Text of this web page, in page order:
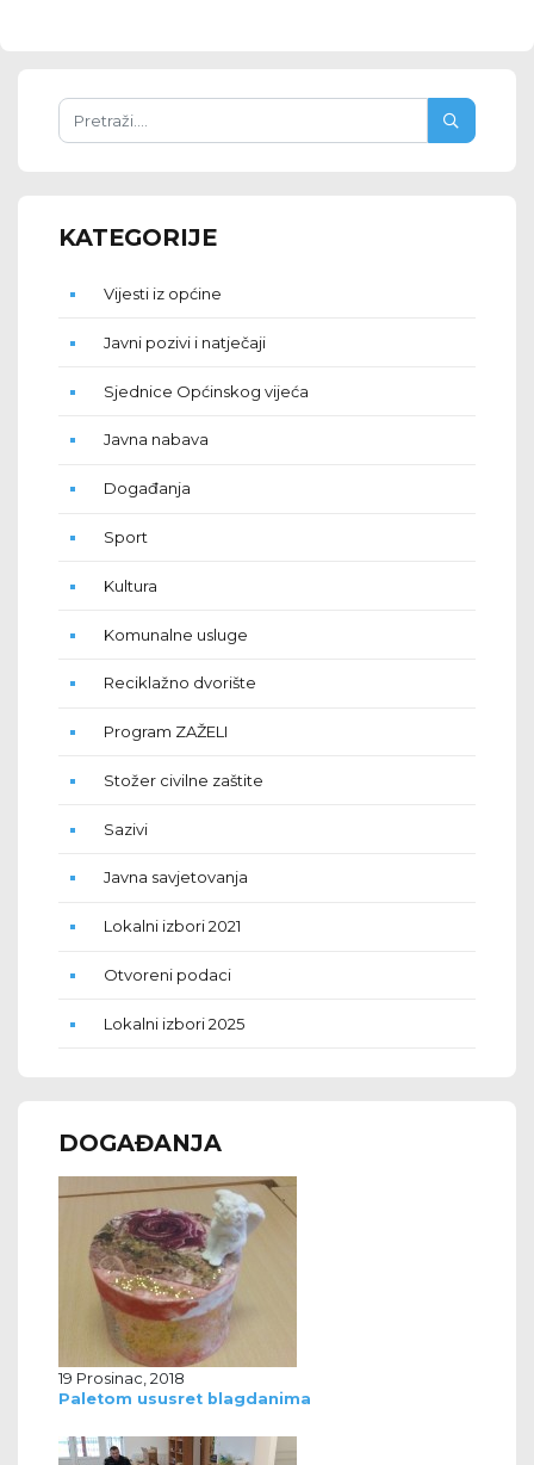
KATEGORIJE
Vijesti iz općine
Javni pozivi i natječaji
Sjednice Općinskog vijeća
Javna nabava
Događanja
Sport
Kultura
Komunalne usluge
Reciklažno dvorište
Program ZAŽELI
Stožer civilne zaštite
Sazivi
Javna savjetovanja
Lokalni izbori 2021
Otvoreni podaci
Lokalni izbori 2025
DOGAĐANJA
19 Prosinac, 2018
Paletom ususret blagdanima